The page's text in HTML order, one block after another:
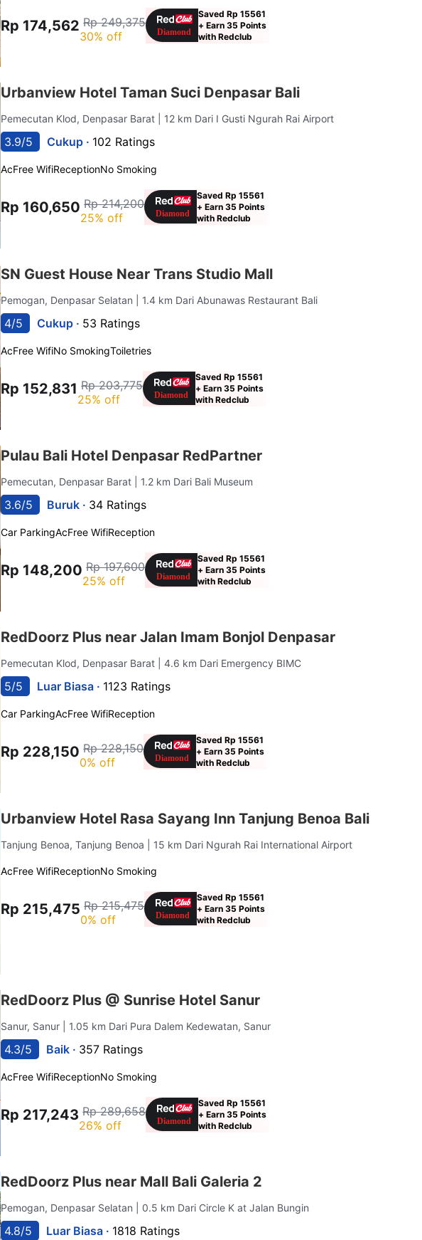
Rp 174,562 Rp 249,375
30% off
Saved Rp 15561
+ Earn 35 Points
with Redclub
Urbanview Hotel Taman Suci Denpasar Bali
Pemecutan Klod, Denpasar Barat | 12 km Dari I Gusti Ngurah Rai Airport
3.9/5 Cukup · 102 Ratings
AcFree WifiReceptionNo Smoking
Rp 160,650 Rp 214,200
25% off
Saved Rp 15561
+ Earn 35 Points
with Redclub
SN Guest House Near Trans Studio Mall
Pemogan, Denpasar Selatan | 1.4 km Dari Abunawas Restaurant Bali
4/5 Cukup · 53 Ratings
AcFree WifiNo SmokingToiletries
Rp 152,831 Rp 203,775
25% off
Saved Rp 15561
+ Earn 35 Points
with Redclub
Pulau Bali Hotel Denpasar RedPartner
Pemecutan, Denpasar Barat | 1.2 km Dari Bali Museum
3.6/5 Buruk · 34 Ratings
Car ParkingAcFree WifiReception
Rp 148,200 Rp 197,600
25% off
Saved Rp 15561
+ Earn 35 Points
with Redclub
RedDoorz Plus near Jalan Imam Bonjol Denpasar
Pemecutan Klod, Denpasar Barat | 4.6 km Dari Emergency BIMC
5/5 Luar Biasa · 1123 Ratings
Car ParkingAcFree WifiReception
Rp 228,150 Rp 228,150
0% off
Saved Rp 15561
+ Earn 35 Points
with Redclub
Urbanview Hotel Rasa Sayang Inn Tanjung Benoa Bali
Tanjung Benoa, Tanjung Benoa | 15 km Dari Ngurah Rai International Airport
AcFree WifiReceptionNo Smoking
Rp 215,475 Rp 215,475
0% off
Saved Rp 15561
+ Earn 35 Points
with Redclub
RedDoorz Plus @ Sunrise Hotel Sanur
Sanur, Sanur | 1.05 km Dari Pura Dalem Kedewatan, Sanur
4.3/5 Baik · 357 Ratings
AcFree WifiReceptionNo Smoking
Rp 217,243 Rp 289,658
26% off
Saved Rp 15561
+ Earn 35 Points
with Redclub
RedDoorz Plus near Mall Bali Galeria 2
Pemogan, Denpasar Selatan | 0.5 km Dari Circle K at Jalan Bungin
4.8/5 Luar Biasa · 1818 Ratings